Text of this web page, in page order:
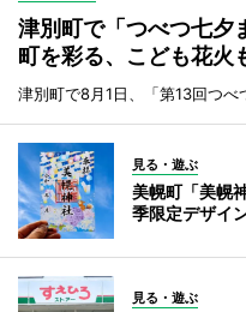
津別町で「つべつ七
町を彩る、こども花火
津別町で8月1日、「第13回つべ
見る・遊ぶ
美幌町「美幌
季限定デザイ
見る・遊ぶ